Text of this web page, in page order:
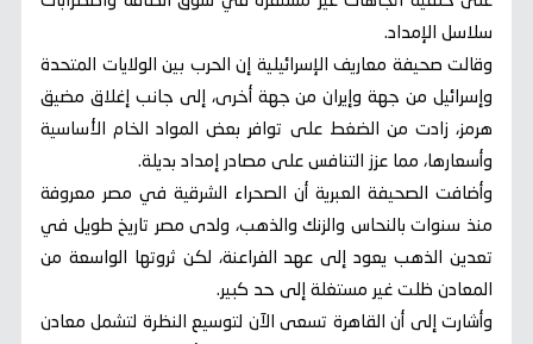
سلاسل الإمداد.
وقالت صحيفة معاريف الإسرائيلية إن الحرب بين الولايات المتحدة
وإسرائيل من جهة وإيران من جهة أخرى، إلى جانب إغلاق مضيق
هرمز، زادت من الضغط على توافر بعض المواد الخام الأساسية
وأسعارها، مما عزز التنافس على مصادر إمداد بديلة.
وأضافت الصحيفة العبرية أن الصحراء الشرقية في مصر معروفة
منذ سنوات بالنحاس والزنك والذهب، ولدى مصر تاريخ طويل في
تعدين الذهب يعود إلى عهد الفراعنة، لكن ثروتها الواسعة من
المعادن ظلت غير مستغلة إلى حد كبير.
وأشارت إلى أن القاهرة تسعى الآن لتوسيع النظرة لتشمل معادن